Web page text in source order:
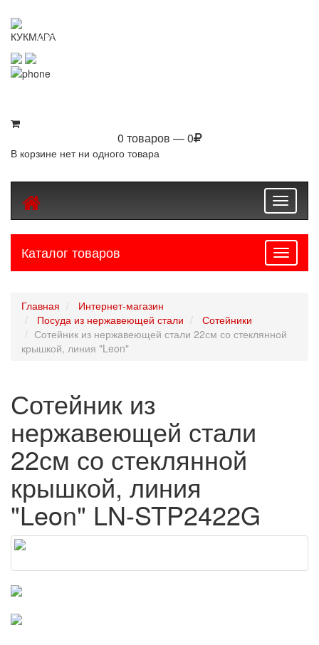
Интернет-магазин посуды Kukmara
0 товаров — 0
В корзине нет ни одного товара
Toggle
Каталог товаров
Главная
Интернет-магазин
Посуда из нержавеющей стали
Сотейники
Сотейник из нержавеющей стали 22см со стеклянной
крышкой, линия "Leon"
Сотейник из
нержавеющей стали
22см со стеклянной
крышкой, линия
"Leon" LN-STP2422G